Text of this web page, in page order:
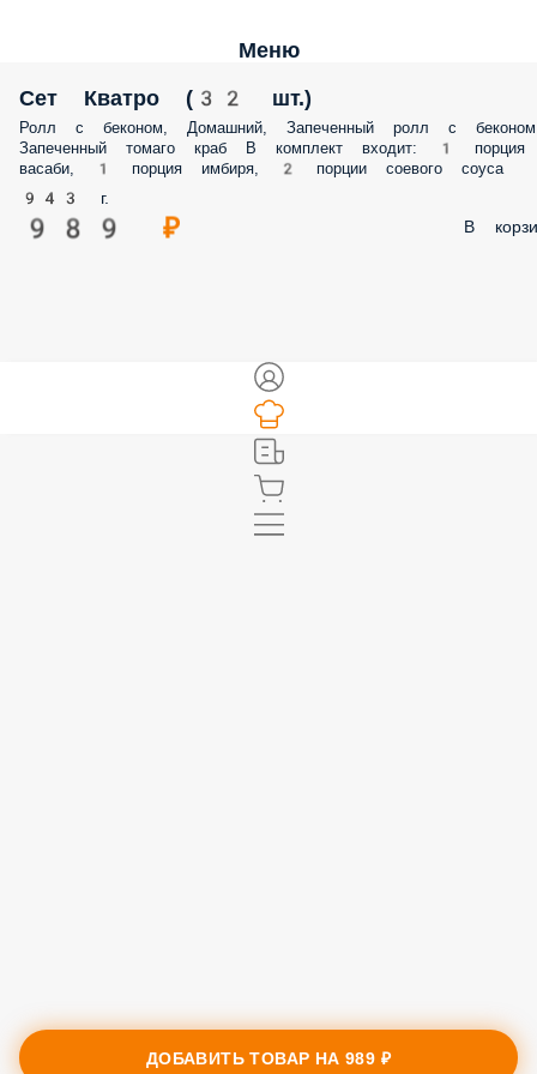
Меню
Сет Кватро (32 шт.)
Ролл с беконом, Домашний, Запеченный ролл с
Запеченный томаго краб В комплект входит: 1 порция
васаби, 1 порция имбиря, 2 порции соевого соуса
943 г.
989 ₽ В
ДОБАВИТЬ ТОВАР НА989 ₽